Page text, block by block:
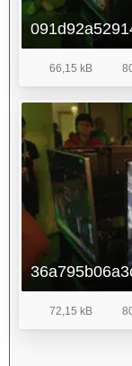
66,15 kB
72,15 kB